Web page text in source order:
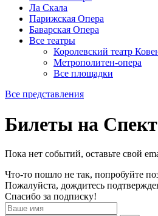
Ла Скала
Парижская Опера
Баварская Опера
Все театры
Королевский театр
Метрополитен-опера
Все площадки
Все представления
Билеты на
Пока нет событий, оставьте свой
Что-то пошло не так, попробуйте
Пожалуйста, дождитесь
Спасибо за подписку!